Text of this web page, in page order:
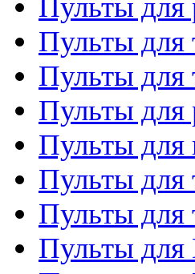
Пульты для
Пульты для
Пульты для
Пульты для
Пульты для
Пульты для
Пульты для
Пульты